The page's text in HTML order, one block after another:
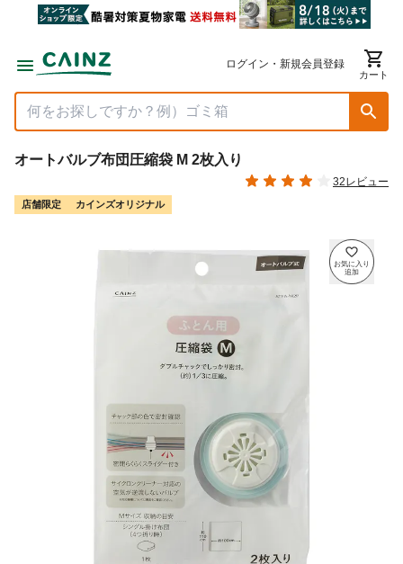
ログイン・新規会員登録
カート
オートバルブ布団圧縮袋 M 2枚入り
32レビュー
店舗限定 カインズオリジナル